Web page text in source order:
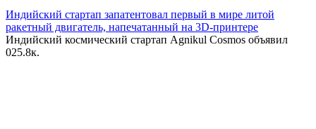
Индийский стартап запатентовал первый в мире литой
ракетный двигатель, напечатанный на 3D-принтере
Индийский космический стартап Agnikul Cosmos объявил
025.8к.